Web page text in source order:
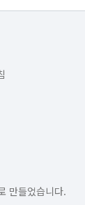
만들었습니다.